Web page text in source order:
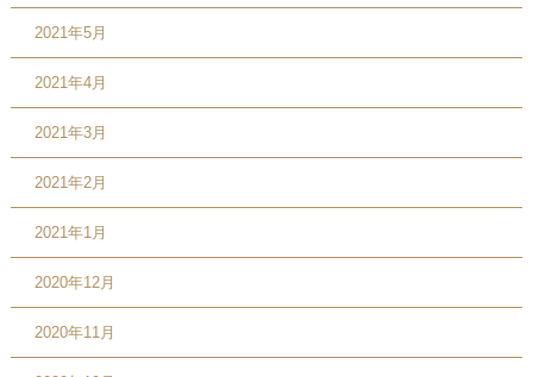
2021年5月
2021年4月
2021年3月
2021年2月
2021年1月
2020年12月
2020年11月